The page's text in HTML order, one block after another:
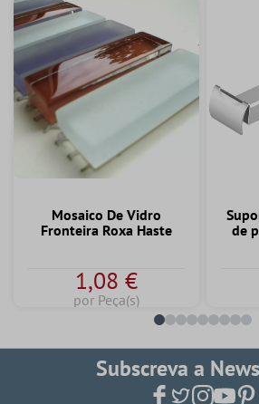
Mosaico De Vidro
Fronteira Roxa Haste
1,08 €
por Peça(s)
de
Subscreva a